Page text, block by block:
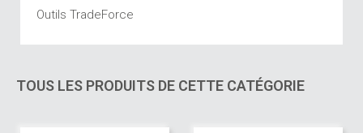
Outillage
Connecteurs MC4
Outils TradeForce
TOUS LES PRODUITS DE CETTE CATÉGORIE